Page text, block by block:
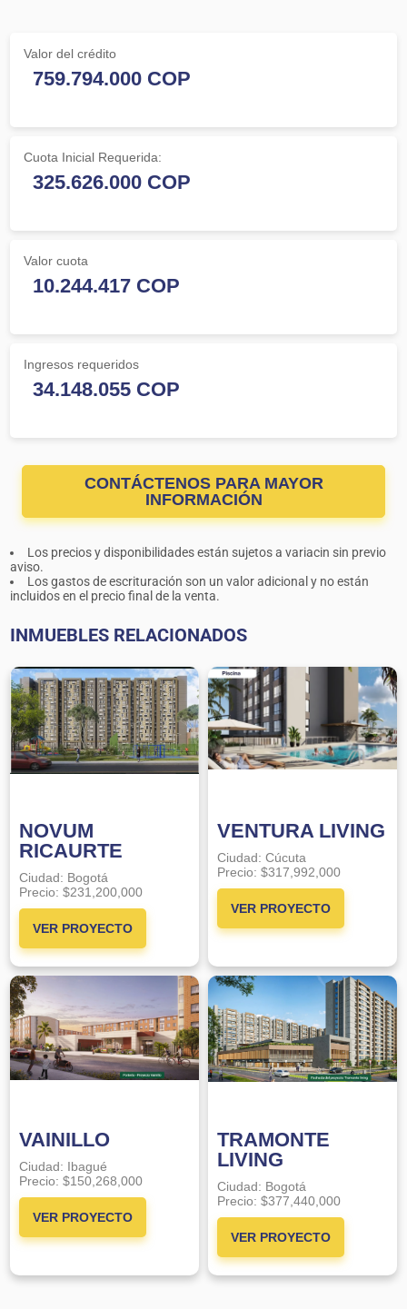
Valor del crédito
Cuota Inicial Requerida:
Valor cuota
Ingresos requeridos
CONTÁCTENOS PARA MAYOR
INFORMACIÓN
Los precios y disponibilidades están sujetos a variacin sin previo
aviso.
Los gastos de escrituración son un valor adicional y no están
incluidos en el precio final de la venta.
INMUEBLES RELACIONADOS
NOVUM
RICAURTE
Ciudad: Bogotá
Precio:$231,200,000
VER PROYECTO
VENTURA LIVING
Ciudad: Cúcuta
Precio: $317,992,000
VER PROYECTO
VAINILLO
Ciudad: Ibagué
Precio:$150,268,000
VER PROYECTO
TRAMONTE
LIVING
Ciudad: Bogotá
Precio: $377,440,000
VER PROYECTO